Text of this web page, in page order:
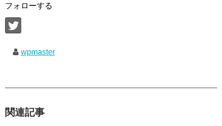
フォローする
wpmaster
関連記事